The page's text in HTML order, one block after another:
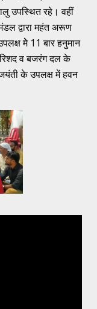
उपस्थित रहे। वहीं
द्वारा महंत अरूण
मेे 11 बार हनुमान
व बजरंग दल के
जयंती के उपलक्ष में हवन